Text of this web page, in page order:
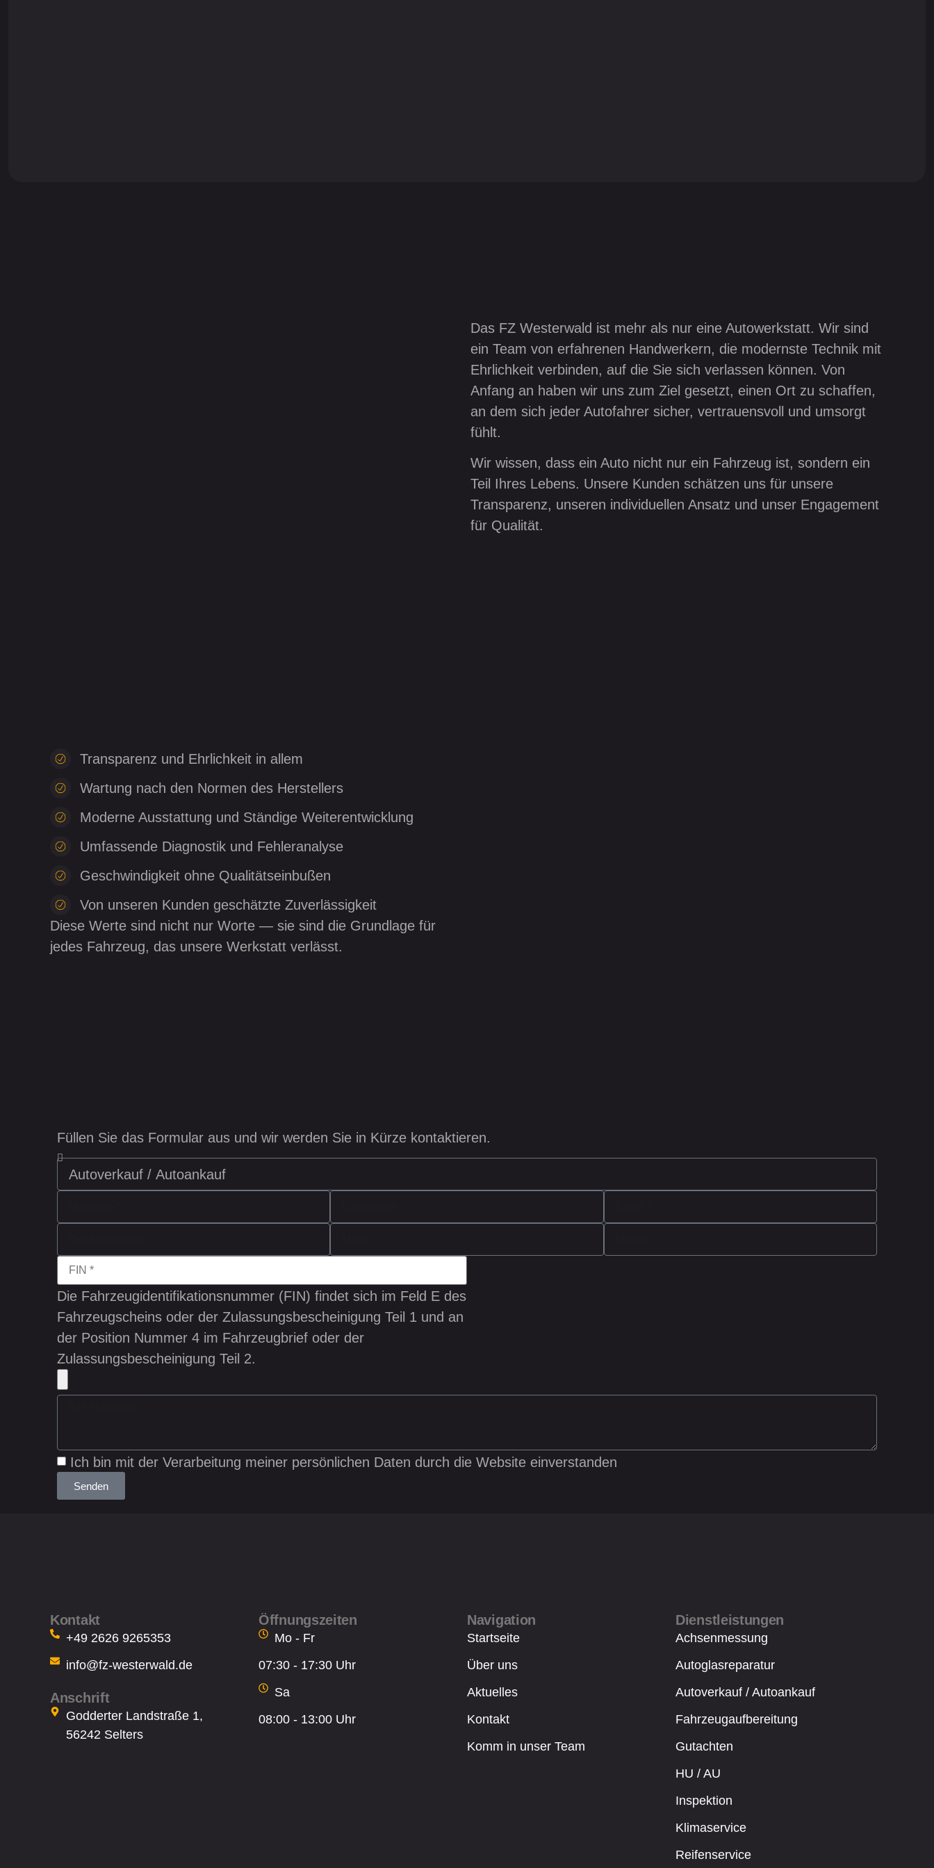
Das FZ Westerwald ist mehr als nur eine Autowerkstatt. Wir sind
ein Team von erfahrenen Handwerkern, die modernste Technik mit
Ehrlichkeit verbinden, auf die Sie sich verlassen können. Von
Anfang an haben wir uns zum Ziel gesetzt, einen Ort zu schaffen,
an dem sich jeder Autofahrer sicher, vertrauensvoll und umsorgt
fühlt.
Wir wissen, dass ein Auto nicht nur ein Fahrzeug ist, sondern ein
Teil Ihres Lebens. Unsere Kunden schätzen uns für unsere
Transparenz, unseren individuellen Ansatz und unser Engagement
für Qualität.
Transparenz und Ehrlichkeit in allem
Wartung nach den Normen des Herstellers
Moderne Ausstattung und Ständige Weiterentwicklung
Umfassende Diagnostik und Fehleranalyse
Geschwindigkeit ohne Qualitätseinbußen
Von unseren Kunden geschätzte Zuverlässigkeit
Diese Werte sind nicht nur Worte — sie sind die Grundlage für
jedes Fahrzeug, das unsere Werkstatt verlässt.
Füllen Sie das Formular aus und wir werden Sie in Kürze kontaktieren.
Die Fahrzeugidentifikationsnummer (FIN) findet sich im Feld E des
Fahrzeugscheins oder der Zulassungsbescheinigung Teil 1 und an
der Position Nummer 4 im Fahrzeugbrief oder der
Zulassungsbescheinigung Teil 2.
Ich bin mit der Verarbeitung meiner persönlichen Daten durch die Website einverstanden
Senden
Kontakt
+49 2626 9265353
info@fz-westerwald.de
Anschrift
Godderter Landstraße 1,
56242 Selters
Öffnungszeiten
Mo - Fr
07:30 - 17:30 Uhr
Sa
08:00 - 13:00 Uhr
Navigation
Startseite
Über uns
Aktuelles
Kontakt
Komm in unser Team
Dienstleistungen
Achsenmessung
Autoglasreparatur
Autoverkauf / Autoankauf
Fahrzeugaufbereitung
Gutachten
HU / AU
Inspektion
Klimaservice
Reifenservice